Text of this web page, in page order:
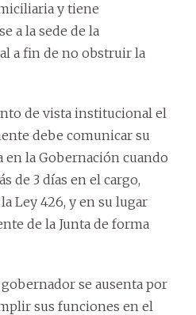
y tiene
a la sede de la
a fin de no obstruir la
de vista institucional el
debe comunicar su
en la Gobernación cuando
de 3 días en el cargo,
Ley 426, y en su lugar
de la Junta de forma
se ausenta por
sus funciones en el